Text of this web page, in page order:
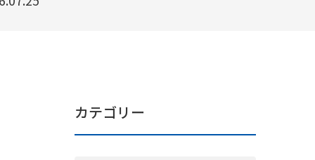
カテゴリー